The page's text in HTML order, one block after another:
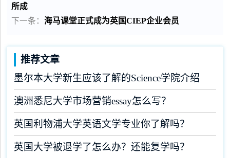
所成
下一条：海马课堂正式成为英国CIEP企业会员
推荐文章
墨尔本大学新生应该了解的Science学院介绍
澳洲悉尼大学市场营销essay怎么写？
英国利物浦大学英语文学专业你了解吗？
英国大学被退学了怎么办？还能复学吗？